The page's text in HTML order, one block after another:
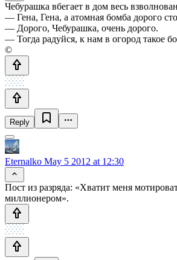
Чебурашка вбегает в дом весь
— Гена, Гена, а атомная бомба дорого
— Дорого, Чебурашка, очень дорого.
— Тогда радуйся, к нам в огород такое
©
Reply
Eternalko May 5 2012 at 12:30
Пост из разряда: «Хватит меня
миллионером».